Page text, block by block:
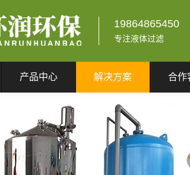
19864865450
专注液体过滤
产品中心 解决方案 合作